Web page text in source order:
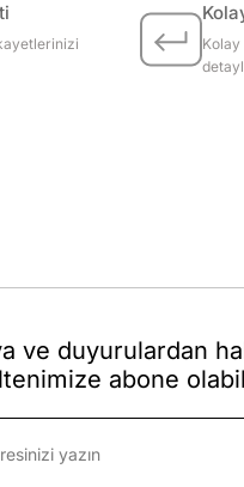
ve duyurulardan
abone